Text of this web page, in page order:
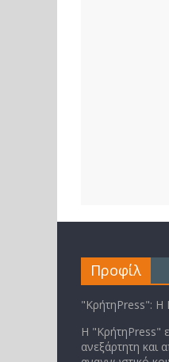
Προφίλ
"ΚρήτηPress": Η
Η "ΚρήτηPress"
ανεξάρτητη και